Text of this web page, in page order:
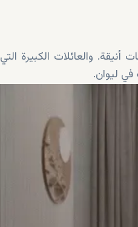
والعائلات الكبيرة التي
ليوان.